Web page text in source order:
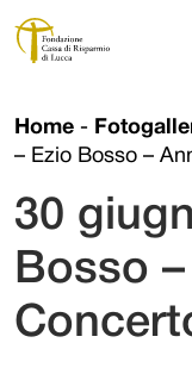
Navigazione principale
Home -
– Ezio Bosso –
30
Bosso